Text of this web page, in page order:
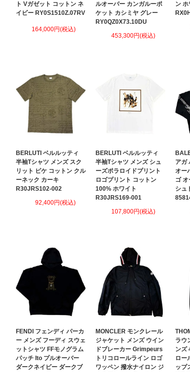
ト Vガゼット コットン ネ
イビー RY0S1510Z.07RV
164,000円(税込)
ルオーバー カンガルーポ
ケット カシミヤ グレー
RY0QZ0X73.10DU
453,300円(税込)
ン ホ
BERLUTI ベルルッティ
半袖Tシャツ メンズ スク
リット ピケ コットン クル
ーネック カーキ
R30JRS102-002
92,400円(税込)
BERLUTI ベルルッティ
半袖Tシャツ メンズ シュ
ーズポラロイドプリント
ロゴプリント コットン
100% ホワイト
R30JRS169-001
107,800円(税込)
アガ
オー
ゴ
シュ
FENDI フェンディ パーカ
ー メンズ フーディ スウェ
ットシャツ FFモノグラム
パッチ Ito プルオーバー
ダークネイビー ダークブ
MONCLER モンクレール
ジャケット メンズ ウイン
ドブレーカー Grimpeurs
トリコロールライン ロゴ
ワッペン 撥水ナイロン ジ
ラウ
ンズ
ロー
ップ